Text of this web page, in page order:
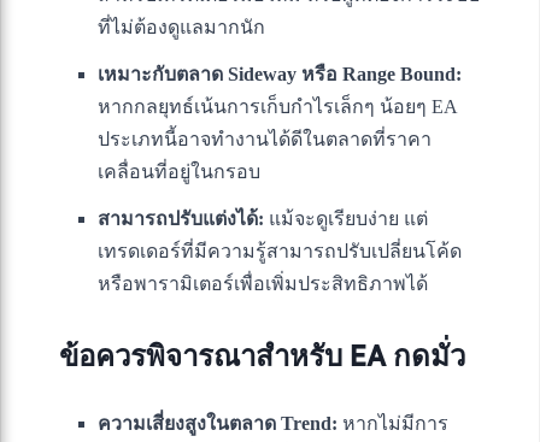
ที่ไม่ต้องดูแลมากนัก
เหมาะกับตลาด Sideway หรือ Range Bound:
หากกลยุทธ์เน้นการเก็บกำไรเล็กๆ น้อยๆ EA
ประเภทนี้อาจทำงานได้ดีในตลาดที่ราคา
เคลื่อนที่อยู่ในกรอบ
สามารถปรับแต่งได้: แม้จะดูเรียบง่าย แต่
เทรดเดอร์ที่มีความรู้สามารถปรับเปลี่ยนโค้ด
หรือพารามิเตอร์เพื่อเพิ่มประสิทธิภาพได้
ข้อควรพิจารณาสำหรับ EA กดมั่ว
ความเสี่ยงสูงในตลาด Trend: หากไม่มีการ